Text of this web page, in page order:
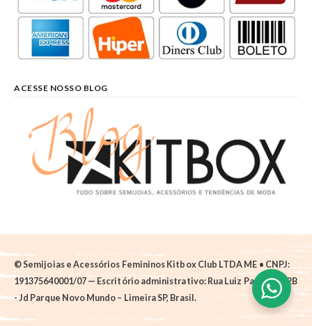
ACESSE NOSSO BLOG
© Semijoias e Acessórios Femininos Kitbox Club LTDA ME • CNPJ:
191375640001/07 — Escritório administrativo: Rua Luiz Pantano, 62B
- Jd Parque Novo Mundo – Limeira SP, Brasil.